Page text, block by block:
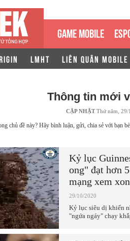
GAME MOBILE
LMHT LIÊN QUÂN MOBILE
Thông tin mới
CẬP NHẬTThứ năm, 29/
chủ đề này? Hãy bình luận, gửi, chia sẻ với bạn
Kỷ lục
ong" đạt hơn
mạng xem
29/10/2020
Kỷ lục siêu dị khiến
"ngứa ngáy" chạy